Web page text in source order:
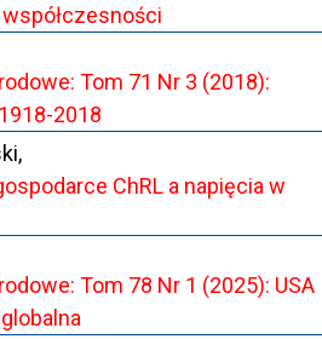
Tom 71 Nr 3 (2018):
2018
ChRL a napięcia w
Tom 78 Nr 1 (2025): USA